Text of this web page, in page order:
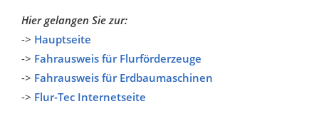
Hier gelangen Sie zur:
-> Hauptseite
-> Fahrausweis für Flurförderzeuge
-> Fahrausweis für Erdbaumaschinen
-> Flur-Tec Internetseite